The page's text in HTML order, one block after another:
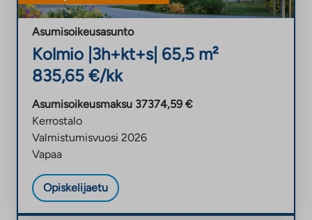
t
e
e
n
Asumisoikeusasunto
Kolmio | 3h+kt+s| 65,5 m²
835,65 €/kk
Asumisoikeusmaksu 37374,59 €
Kerrostalo
Valmistumisvuosi 2026
Vapaa
Opiskelijaetu